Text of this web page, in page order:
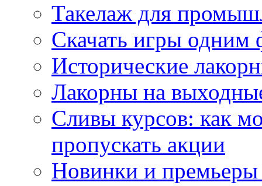
Такелаж для
Скачать игры одним
Исторические
Лакорны на
Сливы курсов: как
пропускать акции
Новинки и